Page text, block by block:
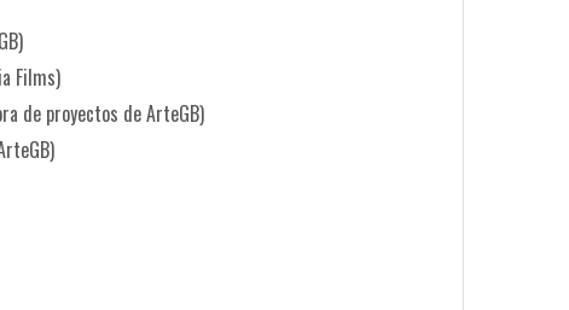
Films)
de proyectos de ArteGB)